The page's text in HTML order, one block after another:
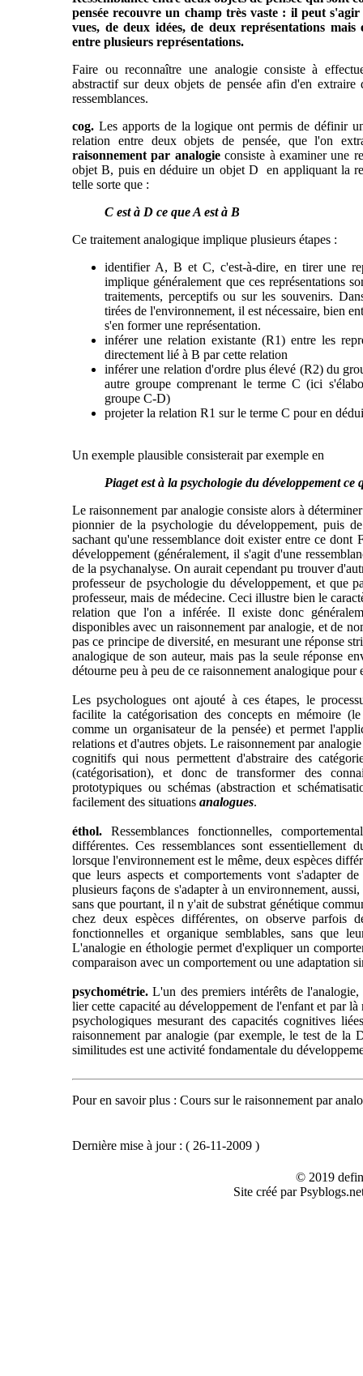
pensée recouvre un champ très vaste : il peut s'agir
vues, de deux idées, de deux représentations mais
entre plusieurs représentations.
Faire ou reconnaître une analogie consiste à
abstractif sur deux objets de pensée afin d'en extraire
ressemblances.
cog. Les apports de la logique ont permis de définir
relation entre deux objets de pensée, que l'on
raisonnement par analogieconsiste à examiner une
objet B, puis en déduire un objet D en appliquant la
telle sorte que :
C est à D ce que A est à B
Ce traitement analogique implique plusieurs étapes :
identifier A, B et C, c'est-à-dire, en tirer une
implique généralement que ces représentations
traitements, perceptifs ou sur les souvenirs.
tirées de l'environnement, il est nécessaire, bien
s'en former une représentation.
inférer une relation existante (R1) entre les
directement lié à B par cette relation
inférer une relation d'ordre plus élevé (R2) du
autre groupe comprenant le terme C (ici
groupe C-D)
projeter la relation R1 sur le terme C pour en
Un exemple plausible consisterait par exemple en
Piaget est à la psychologie du développement
Le raisonnement par analogie consiste alors à
pionnier de la psychologie du développement, puis
sachant qu'une ressemblance doit exister entre ce
développement (généralement, il s'agit d'une
de la psychanalyse. On aurait cependant pu trouver
professeur de psychologie du développement, et que
professeur, mais de médecine. Ceci illustre bien le
relation que l'on a inférée. Il existe donc
disponibles avec un raisonnement par analogie, et de
pas ce principe de diversité, en mesurant une réponse
analogique de son auteur, mais pas la seule réponse
détourne peu à peu de ce raisonnement analogique pour
Les psychologues ont ajouté à ces étapes, le
facilite la catégorisation des concepts en mémoire
comme un organisateur de la pensée) et permet
relations et d'autres objets. Le raisonnement par
cognitifs qui nous permettent d'abstraire des
(catégorisation), et donc de transformer des
prototypiques ou schémas (abstraction et
facilement des situations analogues.
éthol. Ressemblances fonctionnelles,
différentes. Ces ressemblances sont essentiellement
lorsque l'environnement est le même, deux espèces
que leurs aspects et comportements vont s'adapter
plusieurs façons de s'adapter à un environnement,
sans que pourtant, il n y'ait de substrat génétique
chez deux espèces différentes, on observe parfois
fonctionnelles et organique semblables, sans que
L'analogie en éthologie permet d'expliquer un
comparaison avec un comportement ou une adaptation
psychométrie. L'un des premiers intérêts de
lier cette capacité au développement de l'enfant et par
psychologiques mesurant des capacités cognitives
raisonnement par analogie (par exemple, le test de la
similitudes est une activité fondamentale du
Pour en savoir plus : Cours sur le raisonnement par
Dernière mise à jour : ( 26-11-2009 )
© 2019
Site créé par